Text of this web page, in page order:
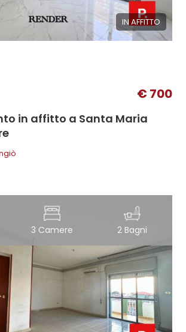
IN AFFITTO
€ 700
in affitto a Santa Maria
3 Camere 2 Bagni